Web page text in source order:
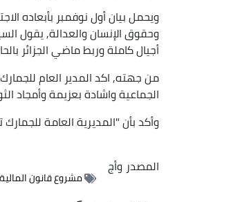
ويحمل بيان أول نوفمبر بأبعاده
وحقوق الإنسان والعدالة, يقول
أجيال كاملة وربط ماضي الجزائر
من جهته, اكد المدير العام
الجماعية واشادة بعزيمة وأمجاد
وأكد بأن "المديرية العامة
المصدر وأج
مشروع قانون المالية 2025